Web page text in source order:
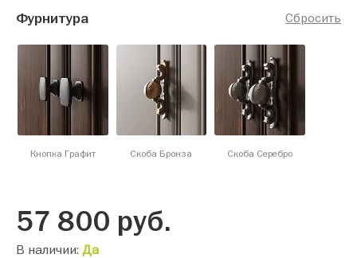
Сбросить
Фурнитура
Кнопка Графит Скоба Бронза Скоба Серебро
57 800 руб.
В наличии: Да